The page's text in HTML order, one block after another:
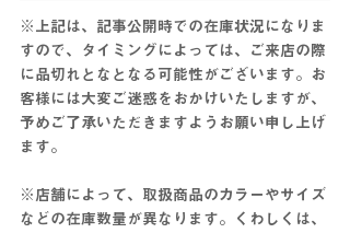
※上記は、記事公開時での在庫状況になりま
すので、タイミングによっては、ご来店の際
に品切れとな となる 可能性がございます。お
客様には大変ご迷惑をおかけいたしますが、
予めご了承いただきますようお願い申し上げ
ます。
※店舗によって、取扱商品のカラーやサイズ
などの在庫数量が異なります。くわしくは、